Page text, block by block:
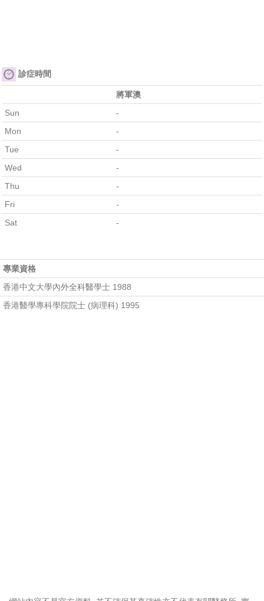
診症時間
將軍澳
Sun
-
Mon
-
Tue
-
Wed
-
Thu
-
Fri
-
Sat
-
專業資格
香港中文大學內外全科醫學士 1988
香港醫學專科學院院士 (病理科) 1995